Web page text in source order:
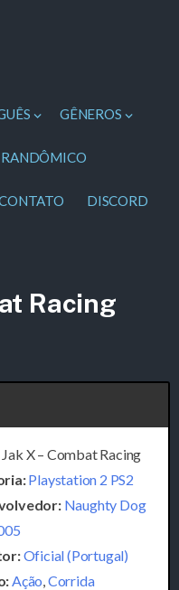
GÊNEROS
RANDÔMICO
DISCORD
Racing
Jak X – Combat Racing
Playstation 2 PS2
Naughty Dog
Oficial (Portugal)
Ação Corrida